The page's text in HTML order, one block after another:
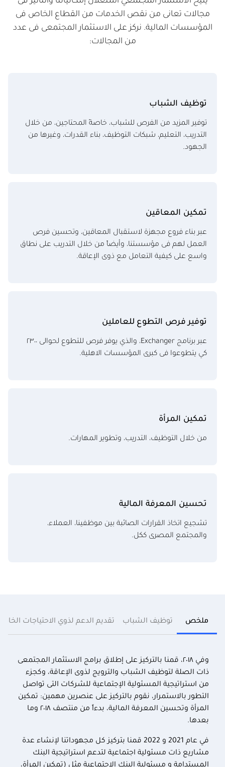
مجالات تعانى من نقص الخدمات من القطاع الخاص فى
المؤسسات المالية. نركز على الاستثمار المجتمعى فى عدد
من المجالات:
توظيف الشباب
توفير المزيد من الفرص للشباب، خاصةً المحتاجين، من خلال
التدريب، التعليم، شبكات التوظيف، بناء القدرات، وغيرها من
الجهود.
تمكين المعاقين
عبر بناء فروع مجهزة لاستقبال المعاقين، وتحسين فرص
العمل لهم فى مؤسستنا، وأيضاً من خلال التدريب على نطاق
واسع على كيفية التعامل مع ذوى الإعاقة.
توفير فرص التطوع للعاملين
عبر برنامج Exchanger، والذي يوفر فرص للتطوع لحوالى ٢٣٠٠
كي يتطوعوا فى كبرى المؤسسات الاهلية.
تمكين المرأة
من خلال التوظيف، التدريب، وتطوير المهارات.
تحسين المعرفة المالية
تشجيع اتخاذ القرارات الصائبة بين موظفينا، العملاء،
والمجتمع المصرى ككل.
ملخص توظيف الشباب تقديم الدعم لذوي الاحتياجات
وفي ٢٠١٨، قمنا بالتركيز على إطلاق برامج الاستثمار المجتمعى
ذات الصلة لتوظيف الشباب والترويج لذوى الإعاقة، وكجزء
من استراتيجية المسئولية الإجتماعية للشركات التى تواصل
التطور بالاستمرار، نقوم بالتركيز على عنصرين مهمين: تمكين
المرأة وتحسين المعرفة المالية، بدءاً من منتصف ٢٠١٨ وما
بعدها.
في عام 2021 و 2022 قمنا بتركيز كل مجهوداتنا لإنشاء عدة
مشاريع ذات مسئولية اجتماعية لتدعم استراتيجية البنك